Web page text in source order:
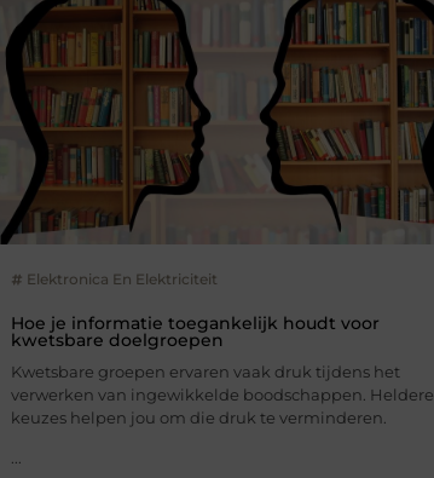
Elektronica En Elektriciteit
Hoe je informatie toegankelijk houdt voor
kwetsbare doelgroepen
Kwetsbare groepen ervaren vaak druk tijdens het
verwerken van ingewikkelde boodschappen. Heldere
keuzes helpen jou om die druk te verminderen.
...